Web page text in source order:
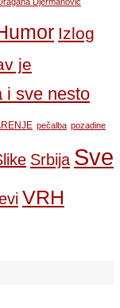
Izlog
je
i sve nesto
pečalba pozadine
Srbija Sve
VRH